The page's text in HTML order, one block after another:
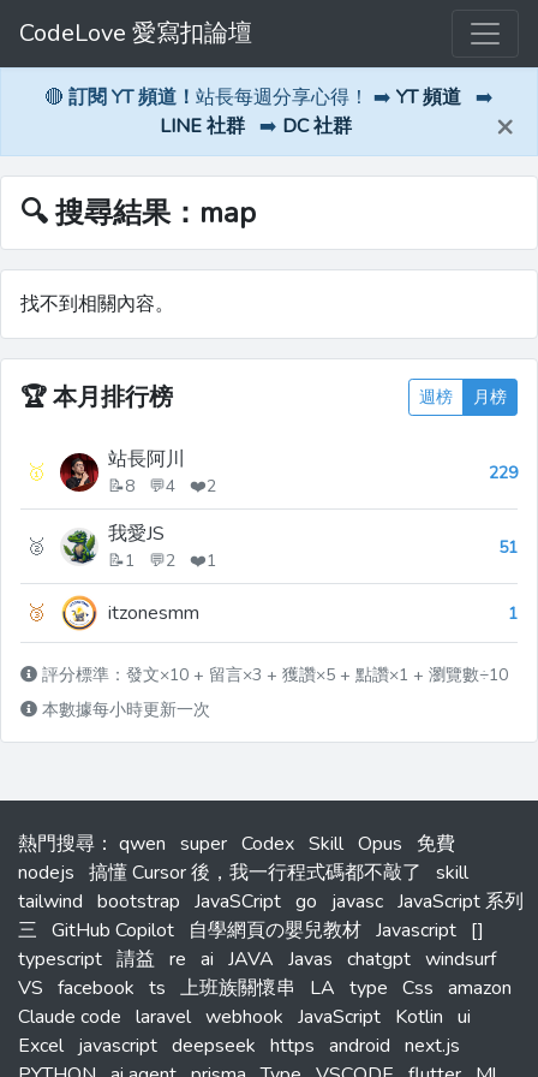
CodeLove 愛寫扣論壇
🔴 訂閱 YT 頻道！ 站長每週分享心得！ ➡️ YT 頻道 ➡️
LINE 社群 ➡️ DC 社群 ×
🔍 搜尋結果：map
找不到相關內容。
🏆本月排行榜 週榜 月榜
🥇 站長阿川
📝8 💬4 ❤️2
229
🥈 我愛JS
📝1 💬2 ❤️1
51
🥉 itzonesmm 1
評分標準：發文×10 + 留言×3 + 獲讚×5 + 點讚×1 + 瀏覽數÷10
本數據每小時更新一次
熱門搜尋 ： qwen super Codex Skill Opus
免費
nodejs 搞懂 Cursor 後，我一行程式碼都不敲了
skill
tailwind bootstrap JavaSCript go javasc JavaScript 系列
三 GitHub Copilot 自學網頁の嬰兒教材 Javascript []
typescript 請益 re ai JAVA Javas chatgpt windsurf
VS facebook ts 上班族關懷串 LA type Css amazon
Claude code laravel webhook JavaScript Kotlin ui
Excel javascript deepseek https android next.js